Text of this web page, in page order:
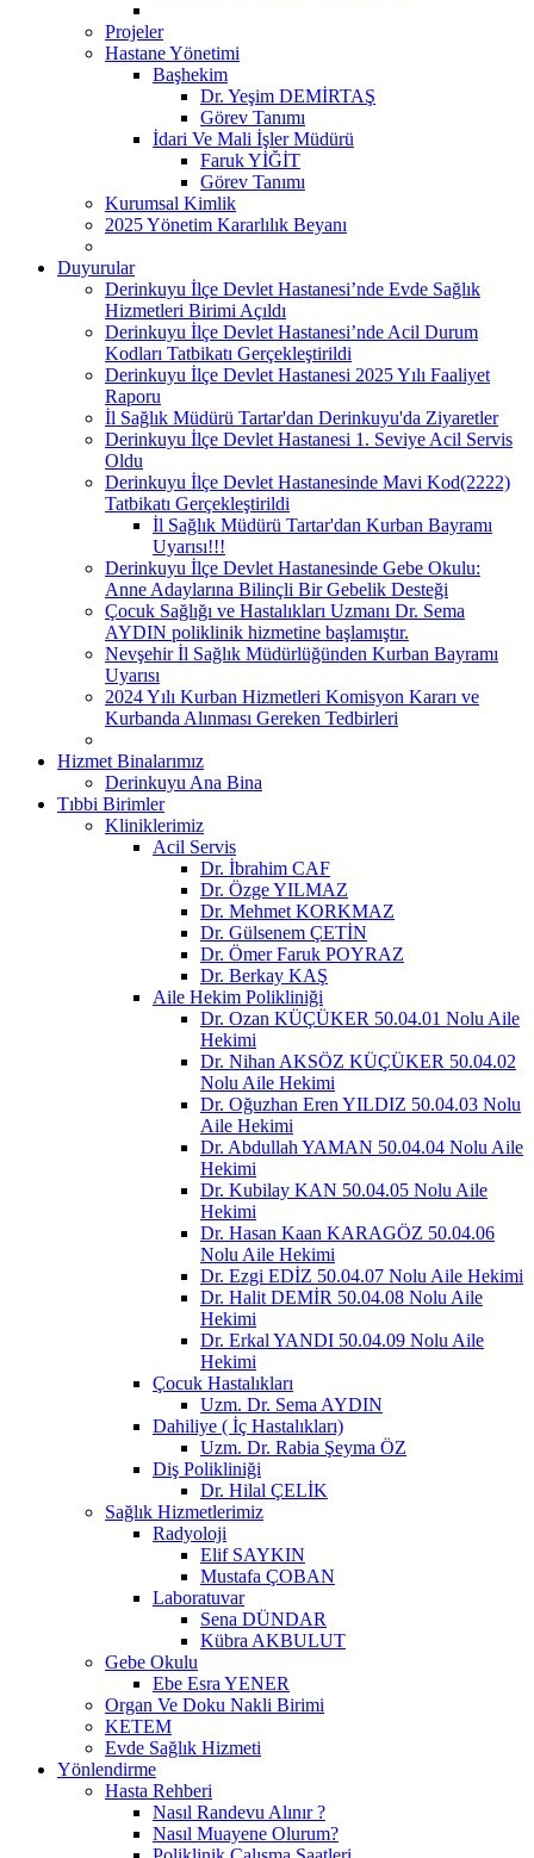
Projeler
Hastane Yönetimi
Başhekim
Dr. Yeşim DEMİRTAŞ
Görev Tanımı
İdari Ve Mali İşler Müdürü
Faruk YİĞİT
Görev Tanımı
Kurumsal Kimlik
2025 Yönetim Kararlılık Beyanı
Duyurular
Derinkuyu İlçe Devlet Hastanesi’nde Evde Sağlık
Hizmetleri Birimi Açıldı
Derinkuyu İlçe Devlet Hastanesi’nde Acil Durum
Kodları Tatbikatı Gerçekleştirildi
Derinkuyu İlçe Devlet Hastanesi 2025 Yılı Faaliyet
Raporu
İl Sağlık Müdürü Tartar'dan Derinkuyu'da Ziyaretler
Derinkuyu İlçe Devlet Hastanesi 1. Seviye Acil Servis
Oldu
Derinkuyu İlçe Devlet Hastanesinde Mavi Kod(2222)
Tatbikatı Gerçekleştirildi
İl Sağlık Müdürü Tartar'dan Kurban Bayramı
Uyarısı!!!
Derinkuyu İlçe Devlet Hastanesinde Gebe Okulu:
Anne Adaylarına Bilinçli Bir Gebelik Desteği
Çocuk Sağlığı ve Hastalıkları Uzmanı Dr. Sema
AYDIN poliklinik hizmetine başlamıştır.
Nevşehir İl Sağlık Müdürlüğünden Kurban Bayramı
Uyarısı
2024 Yılı Kurban Hizmetleri Komisyon Kararı ve
Kurbanda Alınması Gereken Tedbirleri
Hizmet Binalarımız
Derinkuyu Ana Bina
Tıbbi Birimler
Kliniklerimiz
Acil Servis
Dr. İbrahim CAF
Dr. Özge YILMAZ
Dr. Mehmet KORKMAZ
Dr. Gülsenem ÇETİN
Dr. Ömer Faruk POYRAZ
Dr. Berkay KAŞ
Aile Hekim Polikliniği
Dr. Ozan KÜÇÜKER 50.04.01 Nolu Aile
Hekimi
Dr. Nihan AKSÖZ KÜÇÜKER 50.04.02
Nolu Aile Hekimi
Dr. Oğuzhan Eren YILDIZ 50.04.03 Nolu
Aile Hekimi
Dr. Abdullah YAMAN 50.04.04 Nolu Aile
Hekimi
Dr. Kubilay KAN 50.04.05 Nolu Aile
Hekimi
Dr. Hasan Kaan KARAGÖZ 50.04.06
Nolu Aile Hekimi
Dr. Ezgi EDİZ 50.04.07 Nolu Aile Hekimi
Dr. Halit DEMİR 50.04.08 Nolu Aile
Hekimi
Dr. Erkal YANDI 50.04.09 Nolu Aile
Hekimi
Çocuk Hastalıkları
Uzm. Dr. Sema AYDIN
Dahiliye ( İç Hastalıkları)
Uzm. Dr. Rabia Şeyma ÖZ
Diş Polikliniği
Dr. Hilal ÇELİK
Sağlık Hizmetlerimiz
Radyoloji
Elif SAYKIN
Mustafa ÇOBAN
Laboratuvar
Sena DÜNDAR
Kübra AKBULUT
Gebe Okulu
Ebe Esra YENER
Organ Ve Doku Nakli Birimi
KETEM
Evde Sağlık Hizmeti
Yönlendirme
Hasta Rehberi
Nasıl Randevu Alınır ?
Nasıl Muayene Olurum?